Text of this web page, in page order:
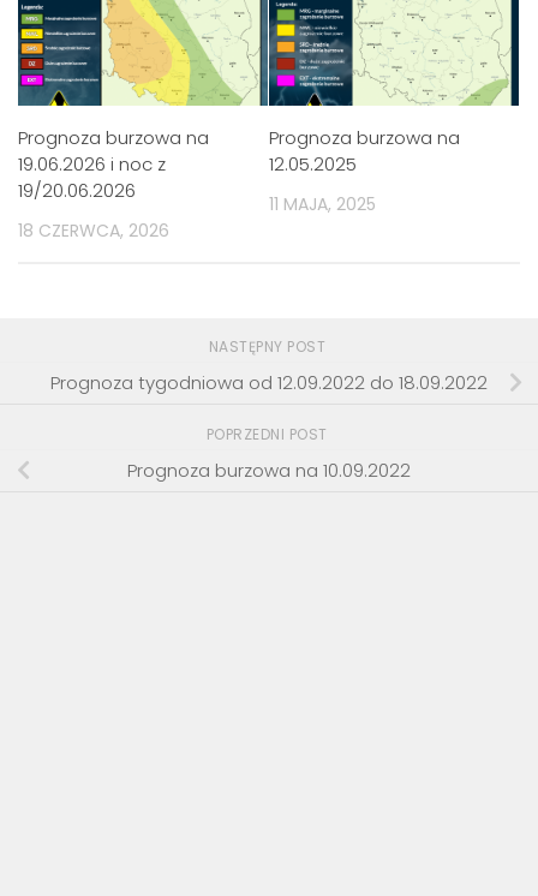
Prognoza burzowa na
19.06.2026 i noc z
19/20.06.2026
18 CZERWCA, 2026
Prognoza burzowa na
12.05.2025
11 MAJA, 2025
NASTĘPNY POST
Prognoza tygodniowa od 12.09.2022 do 18.09.2022
POPRZEDNI POST
Prognoza burzowa na 10.09.2022